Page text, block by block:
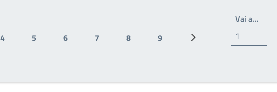
Pagina
4
Pagina
5
Pagina
6
Pagina
7
Pagina
8
Pagina
9
Pagina successiva
Vai a…